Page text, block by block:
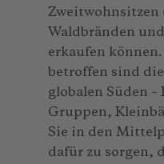
Zweitwohnsitzen
Waldbränden
erkaufen
betroffen sind
globalen Süden
Gruppen,
Sie in den
dafür zu sorgen,